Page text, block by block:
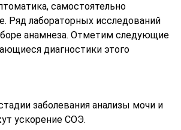
самостоятельно
Ряд лабораторных исследований
анамнеза. Отметим следующие
диагностики этого
заболевания анализы мочи и
ускорение СОЭ.